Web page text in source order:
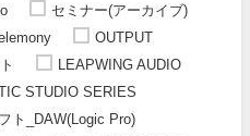
セミナー(アーカイブ)
OUTPUT
LEAPWING AUDIO
STUDIO SERIES
ト_DAW(Logic Pro)